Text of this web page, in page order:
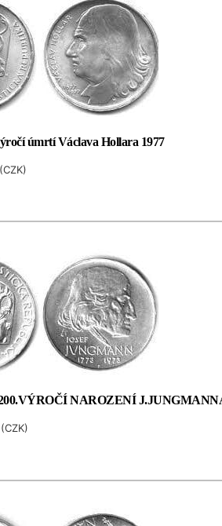
úmrtí Václava Hollara 1977
(CZK)
200.VÝROČÍ NAROZENÍ
(CZK)